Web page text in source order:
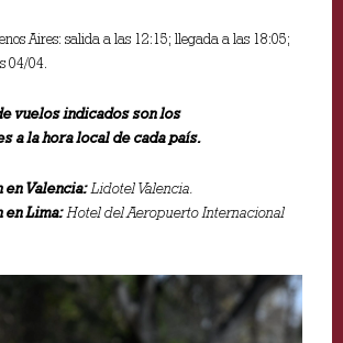
Aires: salida a las 12:15; llegada a las 18:05;
04/04.
vuelos indicados son los
a la hora local de cada país.
en Valencia:Lidotel Valencia.
en Lima:Hotel del Aeropuerto Internacional